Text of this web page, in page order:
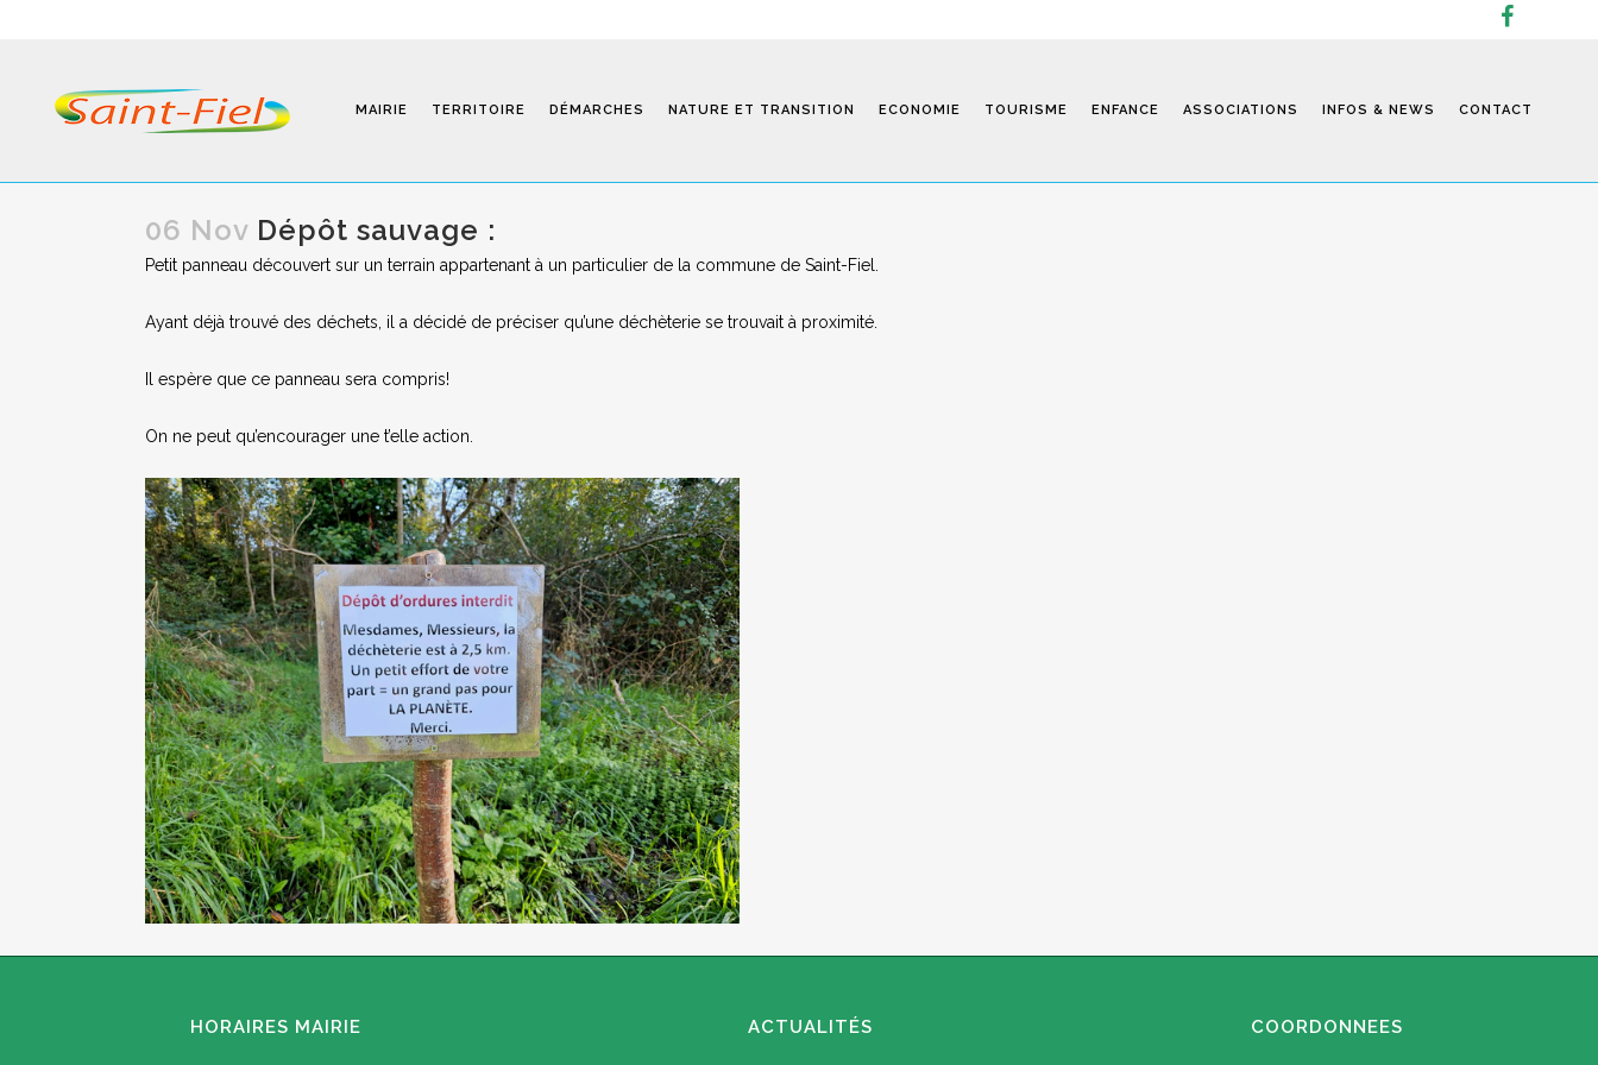
MAIRIE TERRITOIRE DÉMARCHES NATURE ET TRANSITION ECONOMIE TOURISME ENFANCE ASSOCIATIONS INFOS & NEWS CONTACT
06 Nov Dépôt sauvage :
Petit panneau découvert sur un terrain appartenant à un particulier de la commune de Saint-Fiel.
Ayant déjà trouvé des déchets, il a décidé de préciser qu’une déchèterie se trouvait à proximité.
Il espère que ce panneau sera compris!
On ne peut qu’encourager une t’elle action.
HORAIRES MAIRIE ACTUALITÉS COORDONNEES